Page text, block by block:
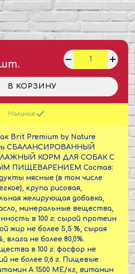
шт.
В КОРЗИНУ
Наличие
Brit Premium by Nature
СБАЛАНСИРОВАННЫЙ
КОРМ ДЛЯ СОБАК С
ПИЩЕВАРЕНИЕМ Состав:
мясные (в том числе
крупа рисовая,
желирующая добавка,
минеральные вещества,
в 100 г: сырой протеин
жир не более 5,5 %, сырая
влага не более 80,0%.
в 100 г: фосфор не
не более 0,6 г. Пищевые
А 1500 МЕ/кг, витамин